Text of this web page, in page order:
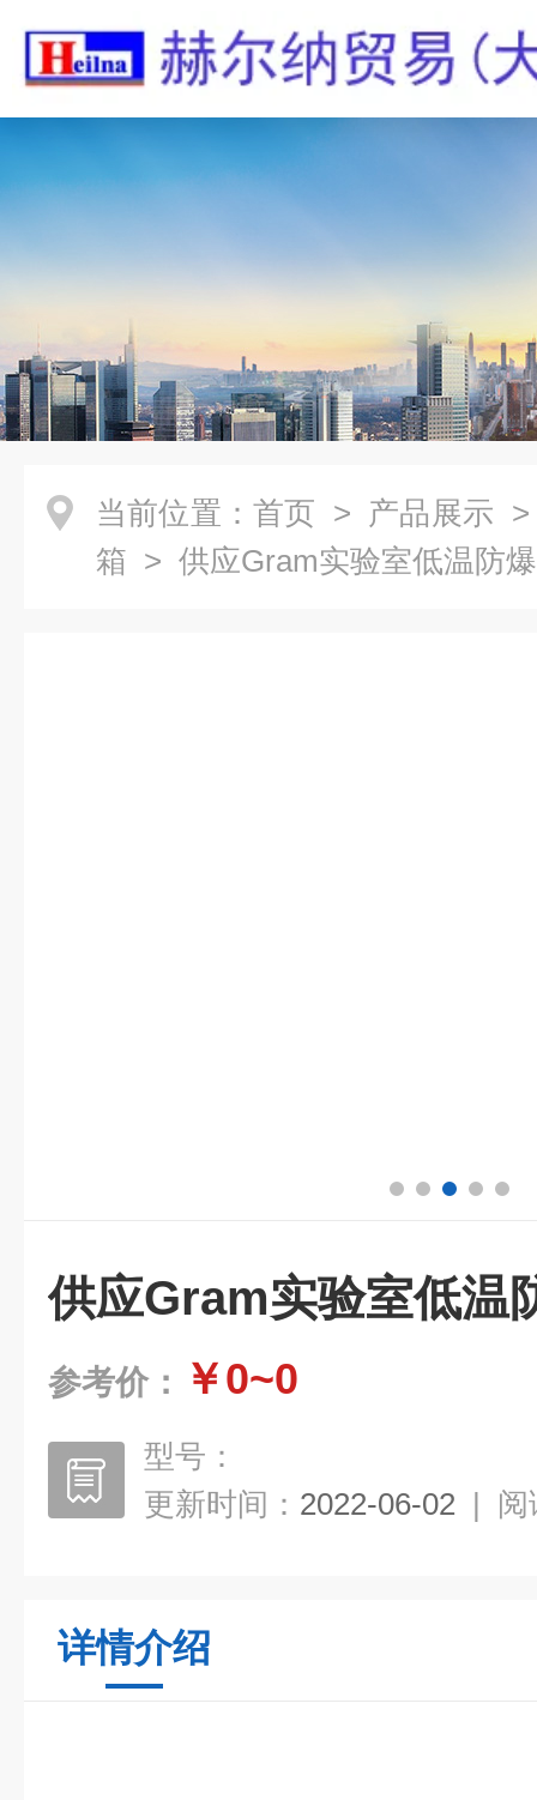
当前位置： 首页 > 产品展示
箱 > 供应Gram实验室低温防
供应Gram实验室低温
参考价： ￥0~0
型号：
更新时间： 2022-06-02 | 阅
详情介绍